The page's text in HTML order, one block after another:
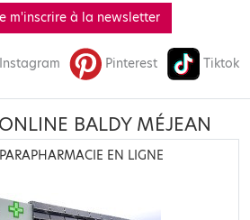
m'inscrire à la newsletter
Instagram Pinterest Tiktok
BALDY MÉJEAN
EN LIGNE